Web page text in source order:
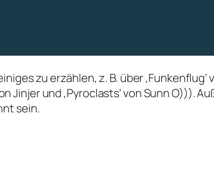
zu erzählen, z. B. über
Jinjer und ‚Pyroclasts‘ von Sunn O))).
sein.